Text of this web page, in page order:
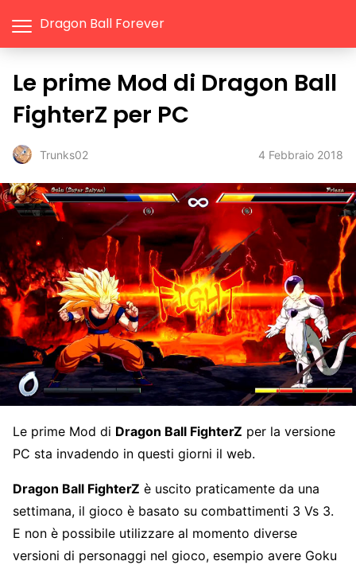
Dragon Ball Forever
Le prime Mod di Dragon Ball
FighterZ per PC
Trunks02 4 Febbraio 2018
Le prime Mod di Dragon Ball FighterZ per la versione
PC sta invadendo in questi giorni il web.
Dragon Ball FighterZ è uscito praticamente da una
settimana, il gioco è basato su combattimenti 3 Vs 3.
E non è possibile utilizzare al momento diverse
versioni di personaggi nel gioco, esempio avere Goku